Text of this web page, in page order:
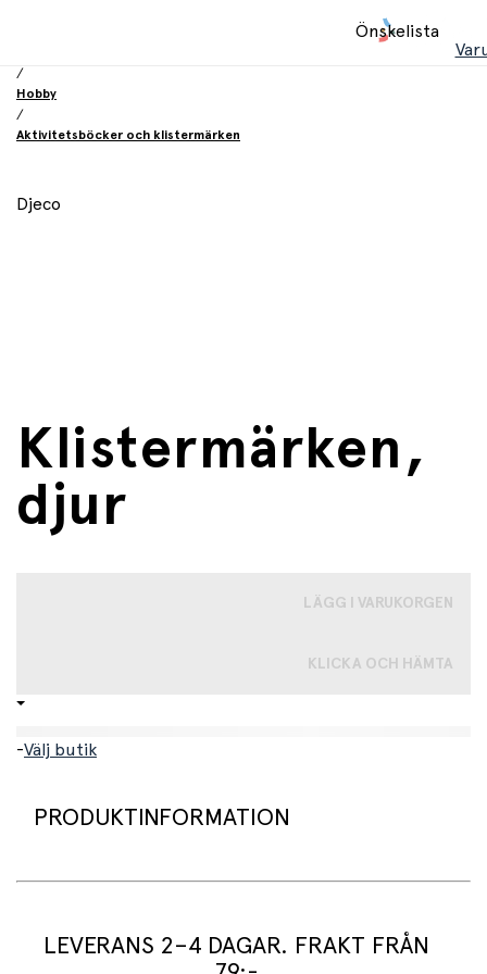
Önskelista
/
Hobby
/
Aktivitetsböcker och klistermärken
Djeco
Klistermärken,
djur
LÄGG I VARUKORGEN
KLICKA OCH HÄMTA
-Välj butik
PRODUKTINFORMATION
Set med 160 klistermärken fördelat på fyra ark. Här
LEVERANS 2–4 DAGAR. FRAKT FRÅN